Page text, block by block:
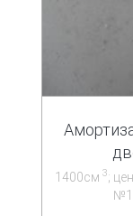
1400см 3;